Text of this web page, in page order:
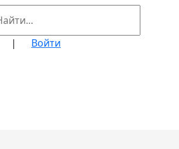
| Войти